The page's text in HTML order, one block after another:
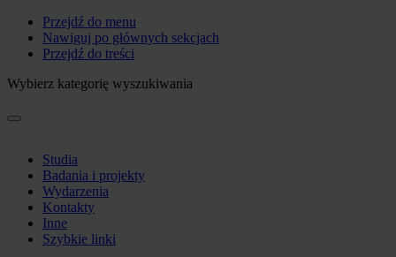
Przejdź do menu
Nawiguj po głównych sekcjach
Przejdź do treści
Wybierz kategorię wyszukiwania
Studia
Badania i projekty
Wydarzenia
Kontakty
Inne
Szybkie linki